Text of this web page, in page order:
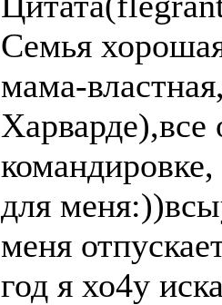
Семья
мама-
Харварде),все
для
меня
год я хо4у